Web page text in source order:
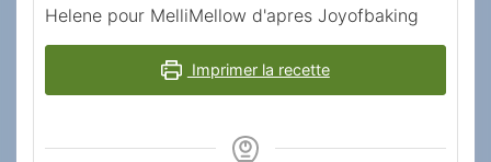
Helene pour MelliMellow d'apres Joyofbaking
Imprimer la recette